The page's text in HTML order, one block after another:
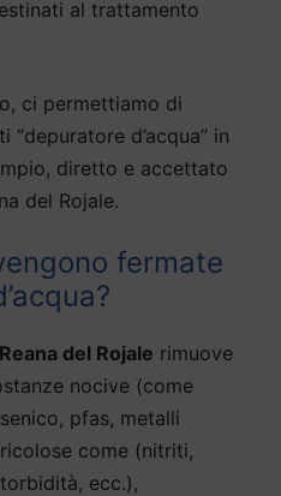
al trattamento
ci permettiamo di
d’acqua” in
diretto e accettato
del Rojale.
fermate
del Rojale rimuove
nocive (come
pfas, metalli
come (nitriti,
ecc.),